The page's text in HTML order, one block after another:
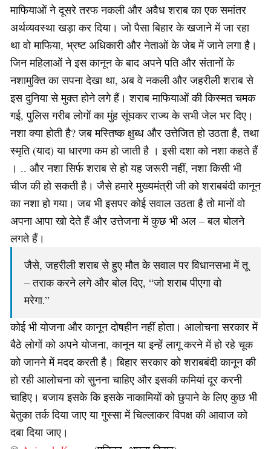
माफियाओं ने दूसरे तरफ नकली और अवैध शराब का एक समांतर
अर्थव्यवस्था खड़ा कर दिया। जो पैसा बिहार के खजाने में जा रहा
था वो माफिया, भ्रष्ट अधिकारी और नेताओं के जेब में जाने लगा है।
जिन महिलाओं ने इस कानून के बाद अपने पति और संतानों के
नशामुक्ति का सपना देखा था, अब वे नकली और जहरीली शराब से
इस दुनिया से मुक्त होने लगे हैं। शराब माफियाओं की किस्मत चमक
गई, पुलिस गरीब लोगों का मुंह सूंघकर राज्य के सभी जेल भर दिए।
नशा क्या होती है? जब मस्तिष्क क्षुब्ध और उत्तेजित हो उठता है, तथा
स्मृति (याद) या धारणा कम हो जाती है । इसी दशा को नशा कहते हैं
। .. और नशा सिर्फ शराब से हो यह जरूरी नहीं, नशा किसी भी
चीज की हो सकती है। जैसे हमारे मुख्यमंत्री जी को शराबबंदी कानून
का नशा हो गया। जब भी इसपर कोई सवाल उठता है तो मानों वो
अपना आपा खो देते हैं और उत्तेजना में कुछ भी अल – बल बोलने
लगते हैं।
जैसे, जहरीली शराब से हुए मौत के सवाल पर विधानसभा में तू
– तराक करने लगे और बोल दिए, “जो शराब पीएगा वो
मरेगा.”
कोई भी योजना और कानून दोषहीन नहीं होता। आलोचना सरकार में
बैठे लोगों को अपने योजना, कानून या इन्हें लागू करने में हो रहे चूक
को जानने में मदद करती है। बिहार सरकार को शराबबंदी कानून की
हो रही आलोचना को सुनना चाहिए और इसकी कमियां दूर करनी
चाहिए। बजाय इसके कि इसके नाकामियों को छुपाने के लिए कुछ भी
बेतुका तर्क दिया जाए या गुस्सा में चिल्लाकर विपक्ष की आवाज को
दबा दिया जाए।